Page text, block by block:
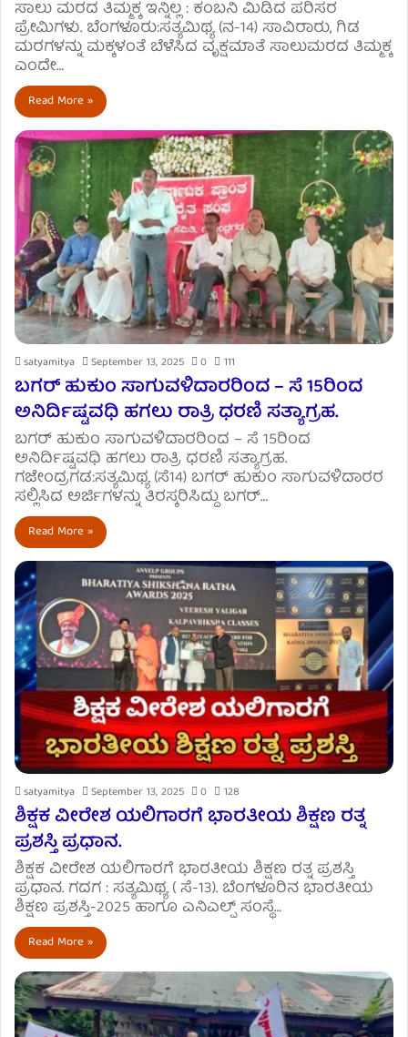
ಸಾಲು ಮರದ ತಿಮ್ಮಕ್ಕ ಇನ್ನಿಲ್ಲ : ಕಂಬನಿ ಮಿಡಿದ ಪರಿಸರ
ಪ್ರೇಮಿಗಳು. ಬೆಂಗಳೂರು:ಸತ್ಯಮಿಥ್ಯ (ನ-14) ಸಾವಿರಾರು, ಗಿಡ
ಮರಗಳನ್ನು ಮಕ್ಕಳಂತೆ ಬೆಳೆಸಿದ ವೃಕ್ಷಮಾತೆ ಸಾಲುಮರದ ತಿಮ್ಮಕ್ಕ
ಎಂದೇ…
Read More »
satyamitya September 13, 2025 0 111
ಬಗರ್ ಹುಕುಂ ಸಾಗುವಳಿದಾರರಿಂದ – ಸೆ 15ರಿಂದ
ಅನಿರ್ದಿಷ್ಟವಧಿ ಹಗಲು ರಾತ್ರಿ ಧರಣಿ ಸತ್ಯಾಗ್ರಹ.
ಬಗರ್ ಹುಕುಂ ಸಾಗುವಳಿದಾರರಿಂದ – ಸೆ 15ರಿಂದ
ಅನಿರ್ದಿಷ್ಟವಧಿ ಹಗಲು ರಾತ್ರಿ ಧರಣಿ ಸತ್ಯಾಗ್ರಹ.
ಗಜೇಂದ್ರಗಡ:ಸತ್ಯಮಿಥ್ಯ (ಸೆ14) ಬಗರ್ ಹುಕುಂ ಸಾಗುವಳಿದಾರರ
ಸಲ್ಲಿಸಿದ ಅರ್ಜಿಗಳನ್ನು ತಿರಸ್ಕರಿಸಿದ್ದು ಬಗರ್…
Read More »
satyamitya September 13, 2025 0 128
ಶಿಕ್ಷಕ ವೀರೇಶ ಯಲಿಗಾರಗೆ ಭಾರತೀಯ ಶಿಕ್ಷಣ ರತ್ನ
ಪ್ರಶಸ್ತಿ ಪ್ರಧಾನ.
ಶಿಕ್ಷಕ ವೀರೇಶ ಯಲಿಗಾರಗೆ ಭಾರತೀಯ ಶಿಕ್ಷಣ ರತ್ನ ಪ್ರಶಸ್ತಿ
ಪ್ರಧಾನ. ಗದಗ : ಸತ್ಯಮಿಥ್ಯ ( ಸೆ-13). ಬೆಂಗಳೂರಿನ ಭಾರತೀಯ
ಶಿಕ್ಷಣ ಪ್ರಶಸ್ತಿ-2025 ಹಾಗೂ ಎನಿಎಲ್ಪ್ ಸಂಸ್ಥೆ…
Read More »